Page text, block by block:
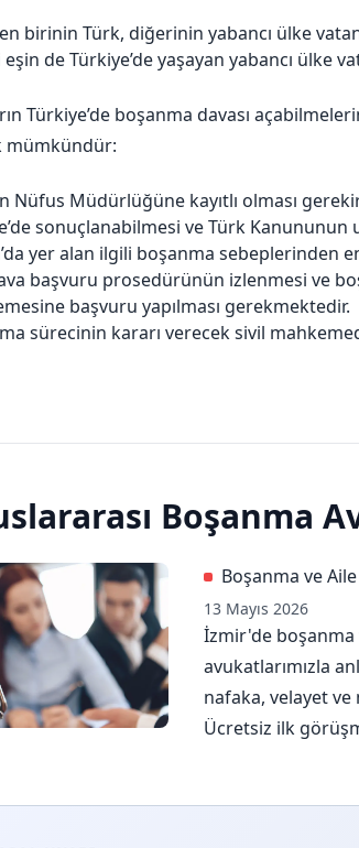
birinin Türk, diğerinin yabancı ülke
de Türkiye’de yaşayan yabancı ülke
Türkiye’de boşanma davası
mümkündür:
Nüfus Müdürlüğüne kayıtlı olması
sonuçlanabilmesi ve Türk
yer alan ilgili boşanma sebeplerinden
başvuru prosedürünün izlenmesi ve
başvuru yapılması gerekmektedir.
sürecinin kararı verecek sivil
Boşanma
Boşanma ve
13 Mayıs 2026
İzmir'de boşanma
avukatlarımızla
nafaka, velayet ve
Ücretsiz ilk